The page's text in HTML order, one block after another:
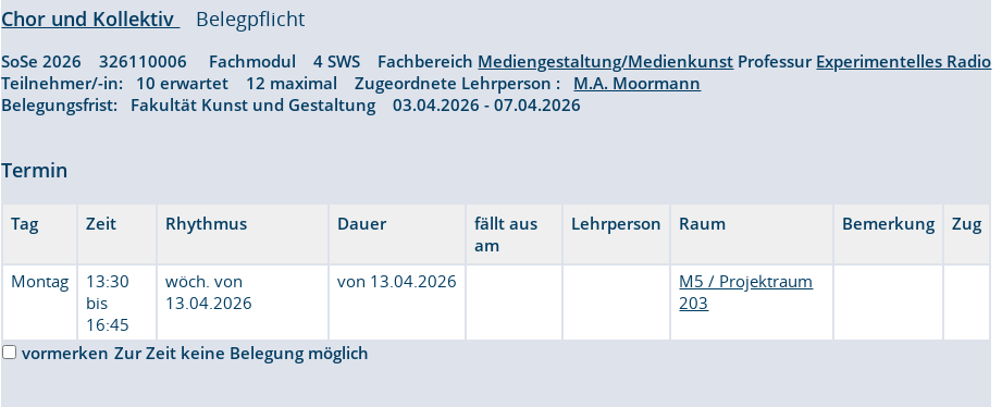
Chor und Kollektiv Belegpflicht
SoSe 2026 326110006 Fachmodul 4 SWS Fachbereich Mediengestaltung/Medienkunst Professur Experimentelles Radio
Teilnehmer/-in: 10 erwartet 12 maximal Zugeordnete Lehrperson : M.A. Moormann
Belegungsfrist: Fakultät Kunst und Gestaltung 03.04.2026 - 07.04.2026
Termin
Tag Zeit Rhythmus Dauer
fällt aus
am
Lehrperson Raum Bemerkung Zug
Montag
13:30
bis
16:45
wöch. von
13.04.2026
von 13.04.2026
M5 / Projektraum
203
vormerken Zur Zeit keine Belegung möglich